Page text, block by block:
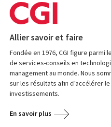
Allier savoir et faire
Fondée en 1976, CGI figure
de services-conseils en
management au monde. Nous
sur les résultats afin d’accélérer
investissements.
En savoir plus